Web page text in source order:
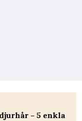
– 5 enkla